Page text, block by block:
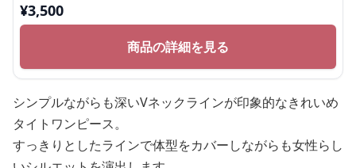
¥3,500
商品の詳細を見る
シンプルながらも深いVネックラインが印象的なきれいめ
タイトワンピース。
すっきりとしたラインで体型をカバーしながらも女性らし